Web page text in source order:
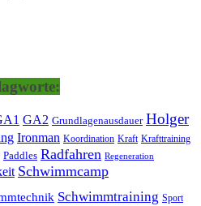
GA2 Grundlagenausdauer Holger
Ironman Koordination Kraft Krafttraining
Paddles Radfahren Regeneration
Schwimmcamp
Schwimmtraining Sport